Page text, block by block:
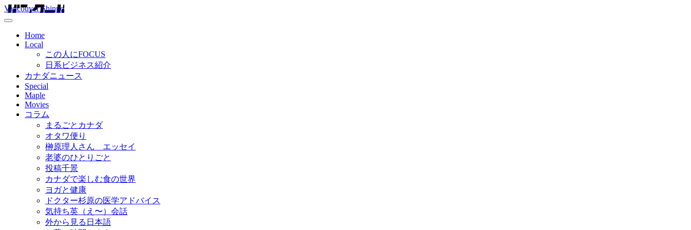
Vancouver Shinpo
Home
Local
この人にFOCUS
日系ビジネス紹介
カナダニュース
Special
Maple
Movies
コラム
まるごとカナダ
オタワ便り
榊原理人さん エッセイ
老婆のひとりごと
投稿千景
カナダで楽しむ食の世界
ヨガと健康
ドクター杉原の医学アドバイス
気持ち英（え〜）会話
外から見る日本語